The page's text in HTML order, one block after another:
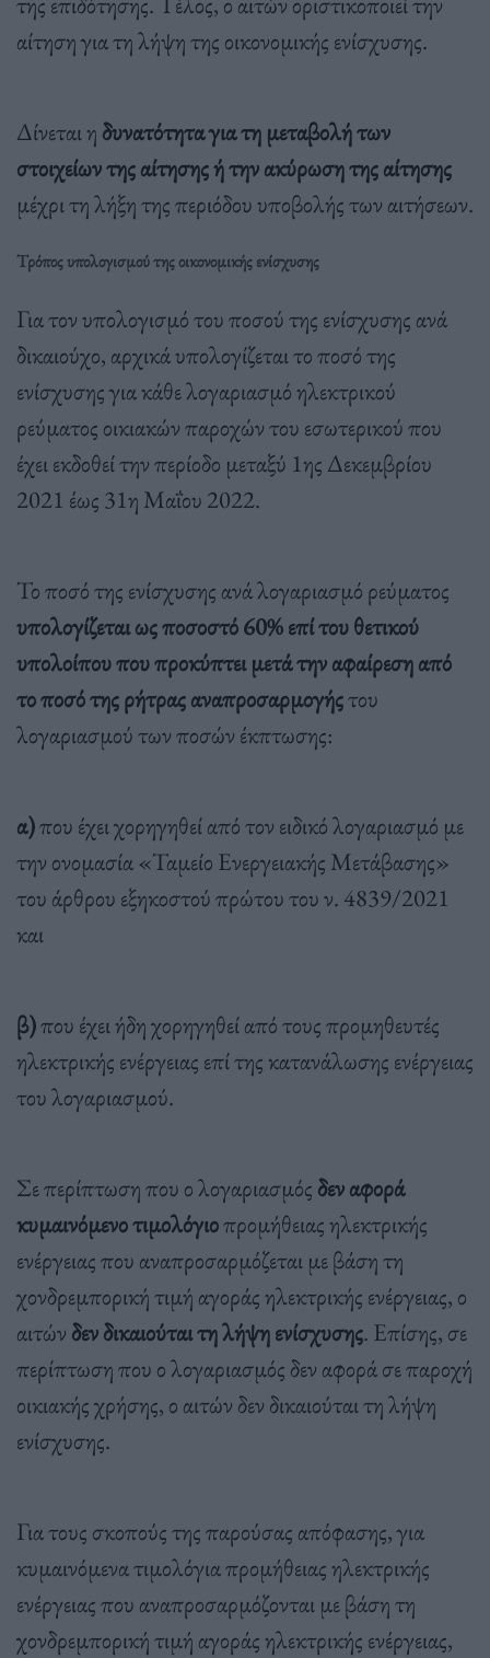
αίτηση για τη λήψη της οικονομικής ενίσχυσης.
Δίνεται η δυνατότητα για τη μεταβολή των
στοιχείων της αίτησης ή την ακύρωση της αίτησης
μέχρι τη λήξη της περιόδου υποβολής των αιτήσεων.
Τρόπος υπολογισμού της οικονομικής ενίσχυσης
Για τον υπολογισμό του ποσού της ενίσχυσης ανά
δικαιούχο, αρχικά υπολογίζεται το ποσό της
ενίσχυσης για κάθε λογαριασμό ηλεκτρικού
ρεύματος οικιακών παροχών του εσωτερικού που
έχει εκδοθεί την περίοδο μεταξύ 1ης Δεκεμβρίου
2021 έως 31η Μαΐου 2022.
Το ποσό της ενίσχυσης ανά λογαριασμό ρεύματος
υπολογίζεται ως ποσοστό 60% επί του θετικού
υπολοίπουπου προκύπτει μετά την αφαίρεση από
το ποσό της ρήτρας αναπροσαρμογήςτου
λογαριασμού των ποσών έκπτωσης:
α)που έχει χορηγηθεί από τον ειδικό λογαριασμό με
την ονομασία «Ταμείο Ενεργειακής Μετάβασης»
του άρθρου εξηκοστού πρώτου του ν. 4839/2021
και
β)που έχει ήδη χορηγηθεί από τους προμηθευτές
ηλεκτρικής ενέργειας επί της κατανάλωσης ενέργειας
του λογαριασμού.
Σε περίπτωση που ο λογαριασμός δεν αφορά
κυμαινόμενο τιμολόγιοπρομήθειας ηλεκτρικής
ενέργειας που αναπροσαρμόζεται με βάση τη
χονδρεμπορική τιμή αγοράς ηλεκτρικής ενέργειας, ο
αιτών δεν δικαιούται τη λήψη ενίσχυσης. Επίσης, σε
περίπτωση που ο λογαριασμός δεν αφορά σε παροχή
οικιακής χρήσης, ο αιτών δεν δικαιούται τη λήψη
ενίσχυσης.
Για τους σκοπούς της παρούσας απόφασης, για
κυμαινόμενα τιμολόγια προμήθειας ηλεκτρικής
ενέργειας που αναπροσαρμόζονται με βάση τη
χονδρεμπορική τιμή αγοράς ηλεκτρικής ενέργειας,